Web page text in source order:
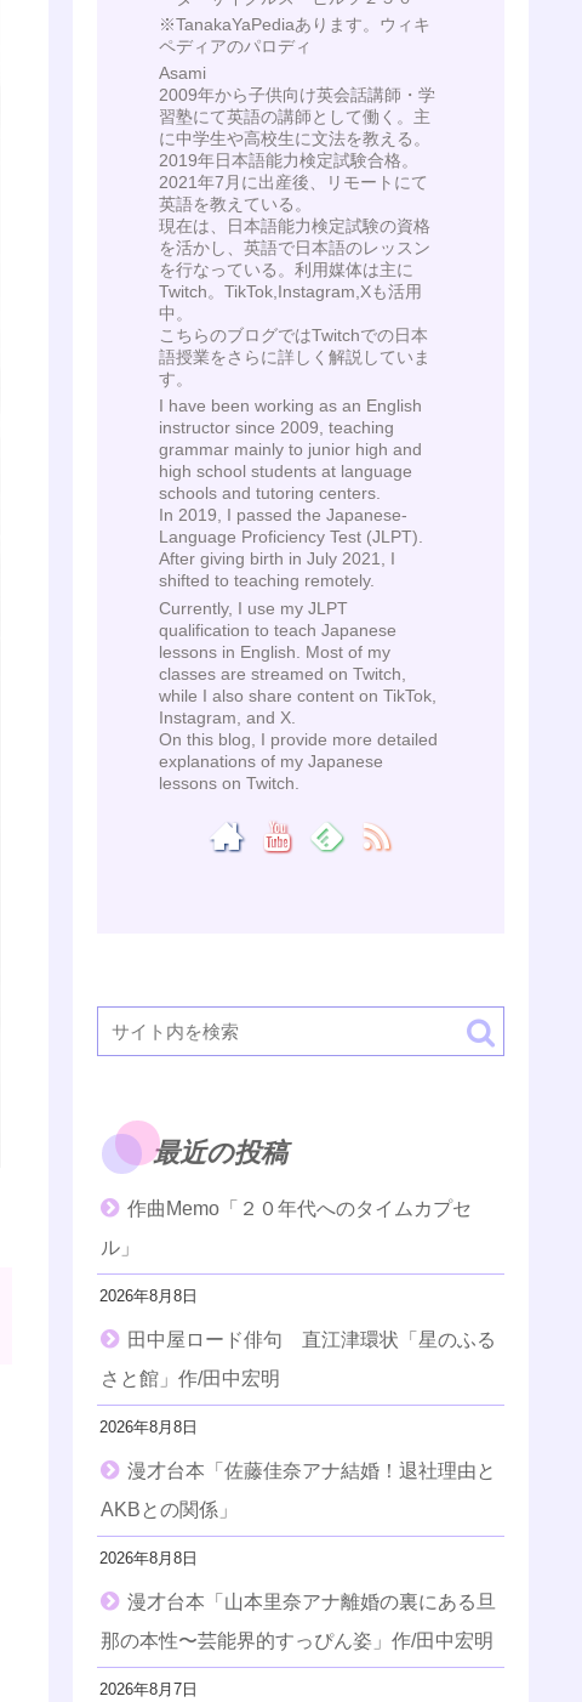
※TanakaYaPediaあります。ウィキ
ペディアのパロディ
Asami
2009年から子供向け英会話講師・学
習塾にて英語の講師として働く。主
に中学生や高校生に文法を教える。
2019年日本語能力検定試験合格。
2021年7月に出産後、リモートにて
英語を教えている。
現在は、日本語能力検定試験の資格
を活かし、英語で日本語のレッスン
を行なっている。利用媒体は主に
Twitch。TikTok,Instagram,Xも活用
中。
こちらのブログではTwitchでの日本
語授業をさらに詳しく解説していま
す。
I have been working as an English
instructor since 2009, teaching
grammar mainly to junior high and
high school students at language
schools and tutoring centers.
In 2019, I passed the Japanese-
Language Proficiency Test (JLPT).
After giving birth in July 2021, I
shifted to teaching remotely.
Currently, I use my JLPT
qualification to teach Japanese
lessons in English. Most of my
classes are streamed on Twitch,
while I also share content on TikTok,
Instagram, and X.
On this blog, I provide more detailed
explanations of my Japanese
lessons on Twitch.
最近の投稿
作曲Memo「２０年代へのタイムカプセ
ル」
2026年8月8日
田中屋ロード俳句 直江津環状「星のふる
さと館」作/田中宏明
2026年8月8日
漫才台本「佐藤佳奈アナ結婚！退社理由と
AKBとの関係」
2026年8月8日
漫才台本「山本里奈アナ離婚の裏にある旦
那の本性〜芸能界的すっぴん姿」作/田中宏明
2026年8月7日